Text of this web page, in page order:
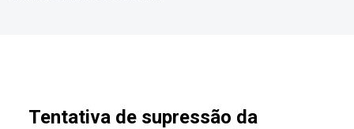
Tentativa de supressão da